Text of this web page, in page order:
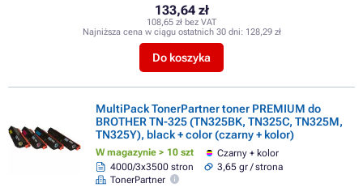
133,64 zł
108,65 zł bez VAT
Najniższa cena w ciągu ostatnich 30 dni: 128,29 zł
Do koszyka
MultiPack TonerPartner toner PREMIUM do
BROTHER TN-325 (TN325BK, TN325C, TN325M,
TN325Y), black + color (czarny + kolor)
W magazynie > 10 szt
Czarny + kolor
4000/3x3500 stron
3,65 gr / strona
TonerPartner